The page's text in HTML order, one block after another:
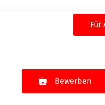
Für
Bewerben